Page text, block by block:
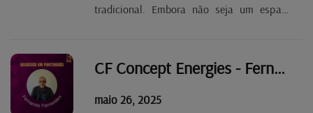
tradicional. Embora não seja um espaço
nacionalidades, lá podemos encontrar
artigos alimentares, frescos...
CF Concept Energies - Fernando Fernandes Tp. 2 Ep. 73
maio 26, 2025